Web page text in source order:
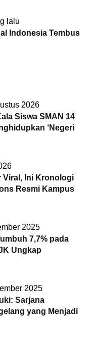
lalu
Indonesia Tembus
2026
Siswa SMAN 14
‘Negeri
Viral, Ini Kronologi
Resmi Kampus
2025
7,7% pada
Ungkap
2025
Sarjana
yang Menjadi